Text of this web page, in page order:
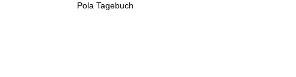
Pola Tagebuch